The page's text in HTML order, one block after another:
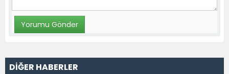
DİĞER HABERLER